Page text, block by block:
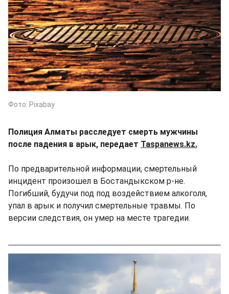
Фото: Pixabay
Полиция Алматы расследует смерть мужчины
после падения в арык, передает Taspanews.kz.
По предварительной информации, смертельный
инцидент произошел в Бостандыкском р-не.
Погибший, будучи под под воздействием алкоголя,
упал в арык и получил смертельные травмы. По
версии следствия, он умер на месте трагедии.